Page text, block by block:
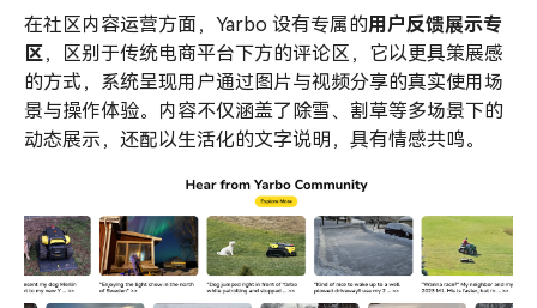
在社区内容运营方面，Yarbo 设有专属的用户反馈展示专
区 ，区别于传统电商平台下方的评论区，它以更具策展感
的方式，系统呈现用户通过图片与视频分享的真实使用场
景与操作体验。内容不仅涵盖了除雪、割草等多场景下的
动态展示，还配以生活化的文字说明，具有情感共鸣。